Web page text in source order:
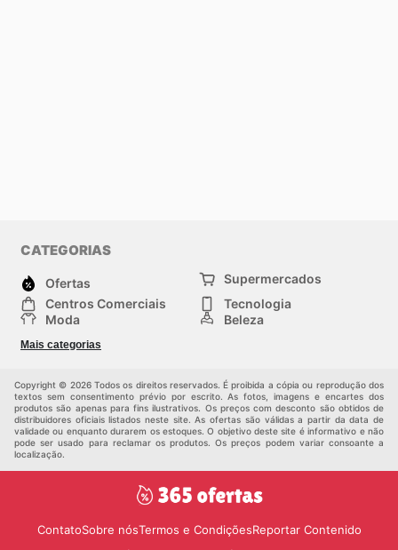
CATEGORIAS
Ofertas
Supermercados
Centros Comerciais
Tecnologia
Moda
Beleza
Construção e jardinagem
Mais categorias
Copyright © 2026 Todos os direitos reservados. É proibida a cópia ou reprodução dos
textos sem consentimento prévio por escrito. As fotos, imagens e encartes dos
produtos são apenas para fins ilustrativos. Os preços com desconto são obtidos de
distribuidores oficiais listados neste site. As ofertas são válidas a partir da data de
validade ou enquanto durarem os estoques. O objetivo deste site é informativo e não
pode ser usado para reclamar os produtos. Os preços podem variar consoante a
localização.
ContatoSobre nósTermos e CondiçõesReportar Contenido